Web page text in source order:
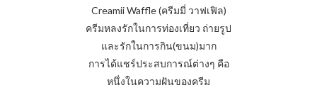
Creamii Waffle (ครีมมี่ วาฟเฟิล)
ครีมหลงรักในการท่องเที่ยว ถ่ายรูป
และรักในการกิน(ขนม)มาก
การได้แชร์ประสบการณ์ต่างๆ คือ
หนึ่งในความฝันของครีม